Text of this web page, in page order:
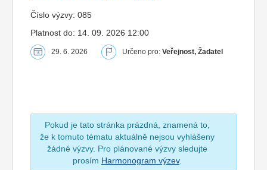
Číslo výzvy: 085
Platnost do: 14. 09. 2026 12:00
29. 6. 2026 Určeno pro: Veřejnost, Žadatel
Pokud je tato stránka prázdná, znamená to,
že k tomuto tématu aktuálně nejsou vyhlášeny
žádné výzvy. Pro plánované výzvy sledujte
prosím Harmonogram výzev.